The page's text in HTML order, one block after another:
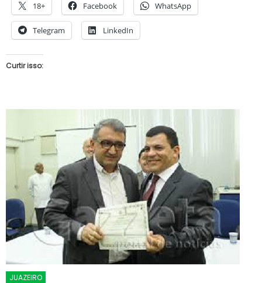
18+ Facebook WhatsApp
Telegram LinkedIn
Curtir isso:
JUAZEIRO